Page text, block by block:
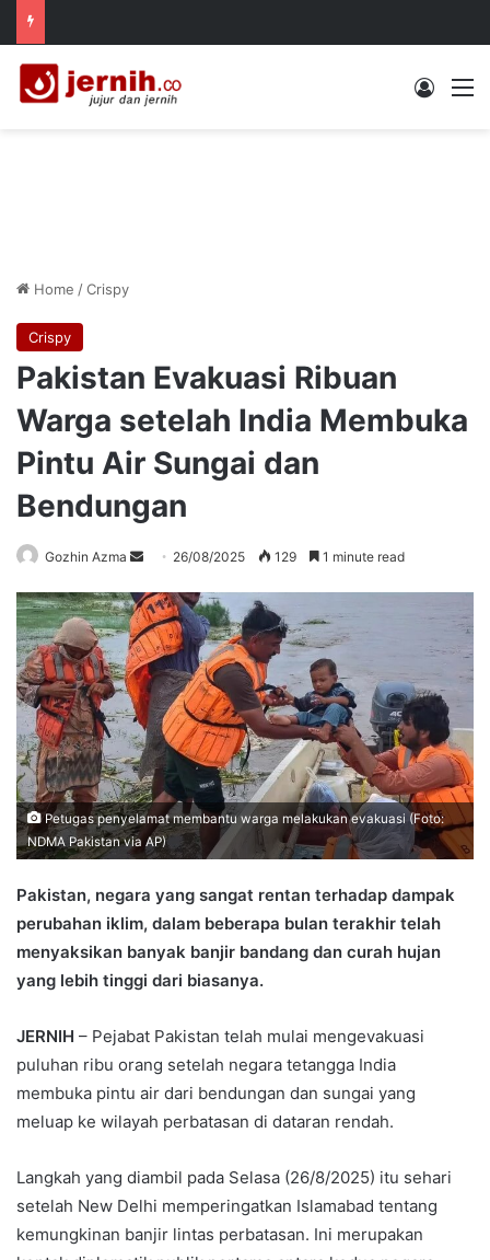
Log In
Home /Crispy
Crispy
Pakistan Evakuasi Ribuan
Warga setelah India Membuka
Pintu Air Sungai dan
Bendungan
Gozhin Azma
Send
email
26/08/2025 129 1 minute read
Petugas penyelamat membantu warga melakukan evakuasi (Foto:
NDMA Pakistan via AP)
Pakistan, negara yang sangat rentan terhadap dampak
perubahan iklim, dalam beberapa bulan terakhir telah
menyaksikan banyak banjir bandang dan curah hujan
yang lebih tinggi dari biasanya.
JERNIH – Pejabat Pakistan telah mulai mengevakuasi
puluhan ribu orang setelah negara tetangga India
membuka pintu air dari bendungan dan sungai yang
meluap ke wilayah perbatasan di dataran rendah.
Langkah yang diambil pada Selasa (26/8/2025) itu sehari
setelah New Delhi memperingatkan Islamabad tentang
kemungkinan banjir lintas perbatasan. Ini merupakan